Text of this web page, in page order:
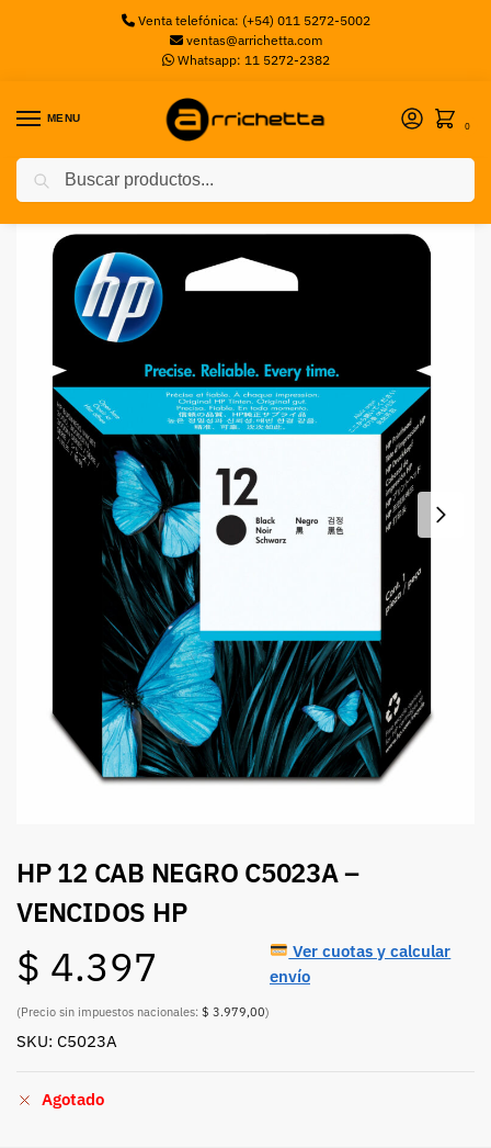
Venta telefónica: (+54) 011 5272-5002
ventas@arrichetta.com
Whatsapp: 11 5272-2382
MENU
0
Inicio Insumos de Impresión
HP 12 CAB NEGRO C5023A –
VENCIDOS HP
$ 4.397
(Precio sin impuestos nacionales: $ 3.979,00)
Ver cuotas y calcular
envío
SKU: C5023A
Agotado